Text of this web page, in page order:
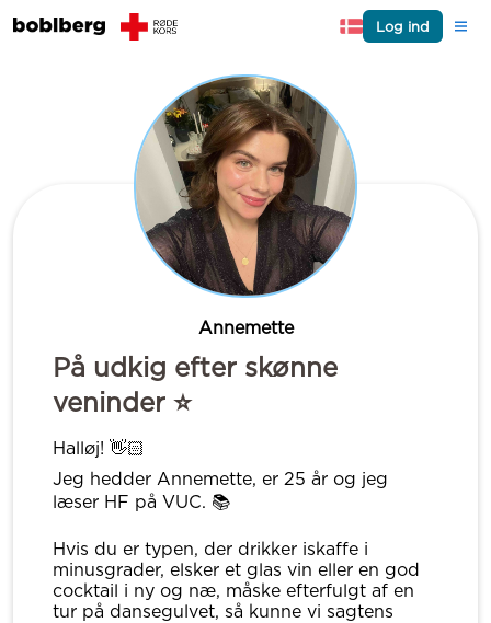
Log ind
Annemette
På udkig efter skønne
veninder ⭐️
Halløj! 👋🏻
Jeg hedder Annemette, er 25 år og jeg
læser HF på VUC. 📚
Hvis du er typen, der drikker iskaffe i
minusgrader, elsker et glas vin eller en god
cocktail i ny og næ, måske efterfulgt af en
tur på dansegulvet, så kunne vi sagtens